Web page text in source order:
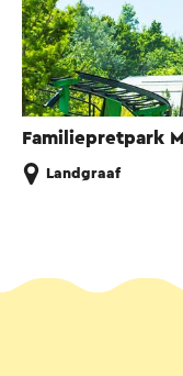
Familiepretpark
Landgraaf